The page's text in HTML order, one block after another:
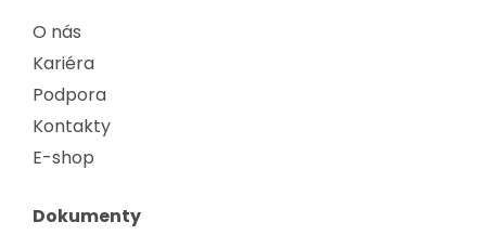
O nás
Kariéra
Podpora
Kontakty
E-shop
Dokumenty